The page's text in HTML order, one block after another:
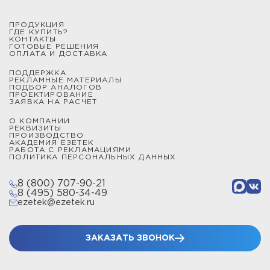
ПРОДУКЦИЯ
ГДЕ КУПИТЬ?
КОНТАКТЫ
ГОТОВЫЕ РЕШЕНИЯ
ОПЛАТА И ДОСТАВКА
ПОДДЕРЖКА
РЕКЛАМНЫЕ МАТЕРИАЛЫ
ПОДБОР АНАЛОГОВ
ПРОЕКТИРОВАНИЕ
ЗАЯВКА НА РАСЧЕТ
О КОМПАНИИ
РЕКВИЗИТЫ
ПРОИЗВОДСТВО
АКАДЕМИЯ ЕЗЕТЕК
РАБОТА С РЕКЛАМАЦИЯМИ
ПОЛИТИКА ПЕРСОНАЛЬНЫХ ДАННЫХ
8 (800) 707-90-21
8 (495) 580-34-49
ezetek@ezetek.ru
ЗАКАЗАТЬ ЗВОНОК